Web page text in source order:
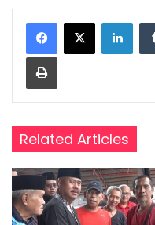
Related Articles